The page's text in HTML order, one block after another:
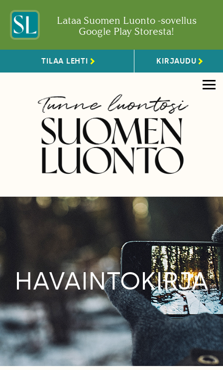
Lataa Suomen Luonto -sovellus
Google Play Storesta!
TILAA LEHTI KIRJAUDU
HAVAINTOKIRJA